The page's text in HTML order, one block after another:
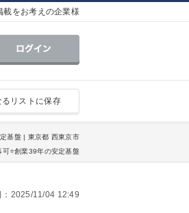
載をお考えの企業様
るリストに保存
基盤 | 東京都 西東京市
⭐️創業39年の安定基盤
2025/11/04 12:49